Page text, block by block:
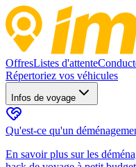
OffresListes d'attente
Répertoriez vos véhicules
Infos de voyage
Qu'est-ce qu'un
En savoir plus sur les